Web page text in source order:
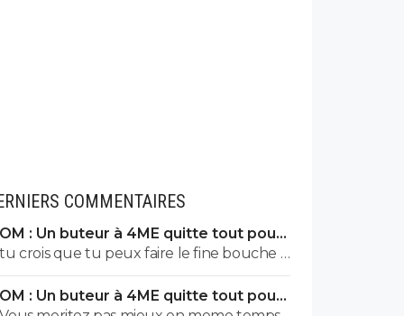
COMMENTAIRES
OM : Un buteur à 4ME quitte tout pour
signer à Marseille
tu crois que tu peux faire le fine bouche ?
tu mangeras la malbouffe qu'on te
donnera. Point.
OM : Un buteur à 4ME quitte tout pour